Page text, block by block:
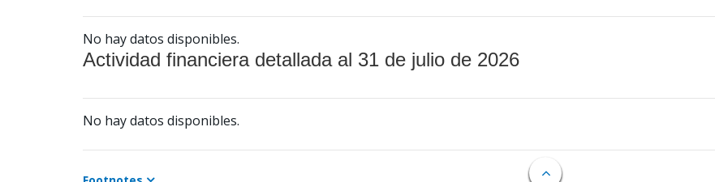
No hay datos disponibles.
Actividad financiera detallada al 31 de julio de 2026
No hay datos disponibles.